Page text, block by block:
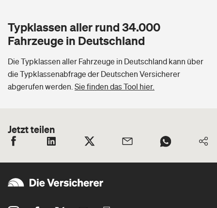
Typklassen aller rund 34.000
Fahrzeuge in Deutschland
Die Typklassen aller Fahrzeuge in Deutschland kann über
die Typklassenabfrage der Deutschen Versicherer
abgerufen werden. Sie finden das Tool hier.
Jetzt teilen